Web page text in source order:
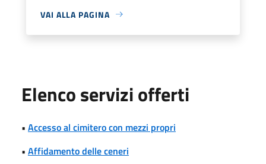
VAI ALLA PAGINA
Elenco servizi offerti
• Accesso al cimitero con mezzi propri
• Affidamento delle ceneri